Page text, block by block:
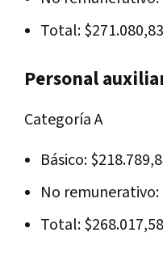
Total: $271.080,83
Personal
Categoría A
Básico:
No
Total: $268.017,58